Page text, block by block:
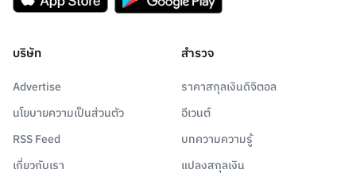
บริษัท
Advertise
นโยบายความเป็นส่วนตัว
RSS Feed
เกี่ยวกับเรา
สำรวจ
ราคาสกุลเงินดิจิตอล
อีเวนต์
บทความความรู้
แปลงสกุลเงิน